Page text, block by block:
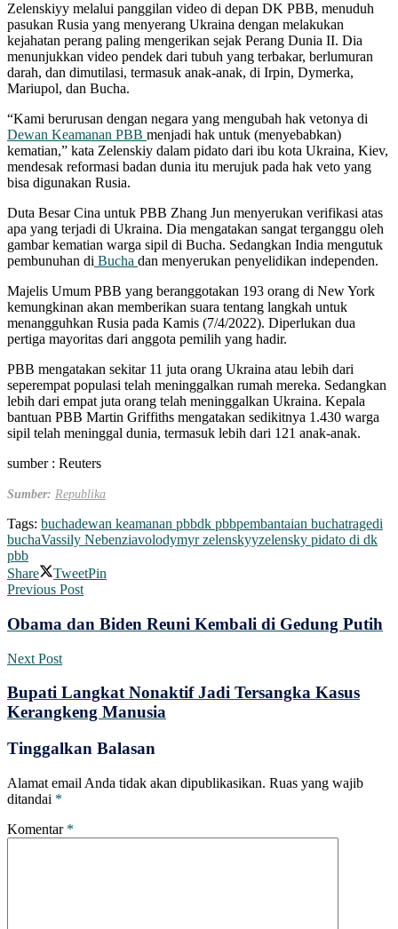
Zelenskiyy melalui panggilan video di depan DK PBB, menuduh
pasukan Rusia yang menyerang Ukraina dengan melakukan
kejahatan perang paling mengerikan sejak Perang Dunia II. Dia
menunjukkan video pendek dari tubuh yang terbakar, berlumuran
darah, dan dimutilasi, termasuk anak-anak, di Irpin, Dymerka,
Mariupol, dan Bucha.
“Kami berurusan dengan negara yang mengubah hak vetonya di
Dewan Keamanan PBB menjadi hak untuk (menyebabkan)
kematian,” kata Zelenskiy dalam pidato dari ibu kota Ukraina, Kiev,
mendesak reformasi badan dunia itu merujuk pada hak veto yang
bisa digunakan Rusia.
Duta Besar Cina untuk PBB Zhang Jun menyerukan verifikasi atas
apa yang terjadi di Ukraina. Dia mengatakan sangat terganggu oleh
gambar kematian warga sipil di Bucha. Sedangkan India mengutuk
pembunuhan di Bucha dan menyerukan penyelidikan independen.
Majelis Umum PBB yang beranggotakan 193 orang di New York
kemungkinan akan memberikan suara tentang langkah untuk
menangguhkan Rusia pada Kamis (7/4/2022). Diperlukan dua
pertiga mayoritas dari anggota pemilih yang hadir.
PBB mengatakan sekitar 11 juta orang Ukraina atau lebih dari
seperempat populasi telah meninggalkan rumah mereka. Sedangkan
lebih dari empat juta orang telah meninggalkan Ukraina. Kepala
bantuan PBB Martin Griffiths mengatakan sedikitnya 1.430 warga
sipil telah meninggal dunia, termasuk lebih dari 121 anak-anak.
sumber : Reuters
Sumber: Republika
Tags: buchadewan keamanan pbbdk pbbpembantaian buchatragedi
buchaVassily Nebenziavolodymyr zelenskyyzelensky pidato di dk
pbb
Share
TweetPin
Previous Post
Obama dan Biden Reuni Kembali di Gedung Putih
Next Post
Bupati Langkat Nonaktif Jadi Tersangka Kasus
Kerangkeng Manusia
Tinggalkan Balasan
Alamat email Anda tidak akan dipublikasikan. Ruas yang wajib
ditandai *
Komentar *